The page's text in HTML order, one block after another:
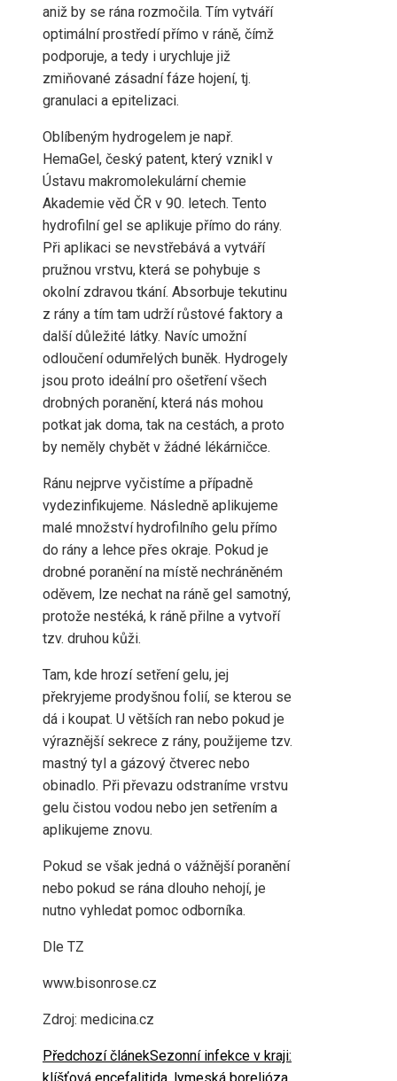
aniž by se rána rozmočila. Tím vytváří
optimální prostředí přímo v ráně, čímž
podporuje, a tedy i urychluje již
zmiňované zásadní fáze hojení, tj.
granulaci a epitelizaci.
Oblíbeným hydrogelem je např.
HemaGel, český patent, který vznikl v
Ústavu makromolekulární chemie
Akademie věd ČR v 90. letech. Tento
hydrofilní gel se aplikuje přímo do rány.
Při aplikaci se nevstřebává a vytváří
pružnou vrstvu, která se pohybuje s
okolní zdravou tkání. Absorbuje tekutinu
z rány a tím tam udrží růstové faktory a
další důležité látky. Navíc umožní
odloučení odumřelých buněk. Hydrogely
jsou proto ideální pro ošetření všech
drobných poranění, která nás mohou
potkat jak doma, tak na cestách, a proto
by neměly chybět v žádné lékárničce.
Ránu nejprve vyčistíme a případně
vydezinfikujeme. Následně aplikujeme
malé množství hydrofilního gelu přímo
do rány a lehce přes okraje. Pokud je
drobné poranění na místě nechráněném
oděvem, lze nechat na ráně gel samotný,
protože nestéká, k ráně přilne a vytvoří
tzv. druhou kůži.
Tam, kde hrozí setření gelu, jej
překryjeme prodyšnou folií, se kterou se
dá i koupat. U větších ran nebo pokud je
výraznější sekrece z rány, použijeme tzv.
mastný tyl a gázový čtverec nebo
obinadlo. Při převazu odstraníme vrstvu
gelu čistou vodou nebo jen setřením a
aplikujeme znovu.
Pokud se však jedná o vážnější poranění
nebo pokud se rána dlouho nehojí, je
nutno vyhledat pomoc odborníka.
Dle TZ
www.bisonrose.cz
Zdroj: medicina.cz
Předchozí článekSezonní infekce v kraji: